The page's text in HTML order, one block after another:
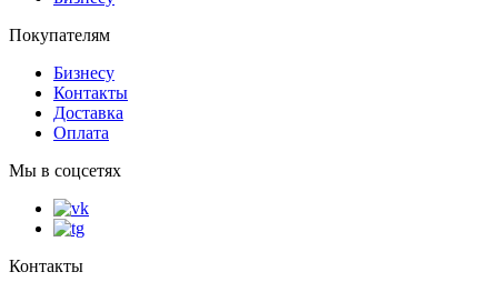
Покупателям
Бизнесу
Контакты
Доставка
Оплата
Мы в соцсетях
Контакты